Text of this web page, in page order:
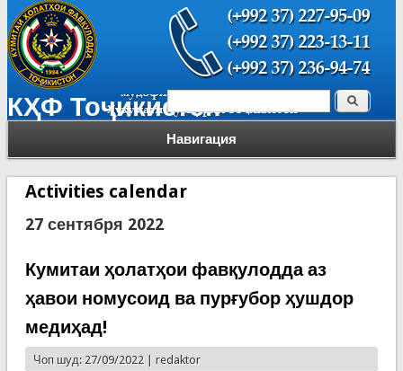
КҲФ Тоҷикистон
Навигация
Форма поиска Поиск
Activities calendar
27 сентября 2022
Кумитаи ҳолатҳои фавқулодда аз
ҳавои номусоид ва пурғубор ҳушдор
медиҳад!
Чоп шуд: 27/09/2022 | redaktor